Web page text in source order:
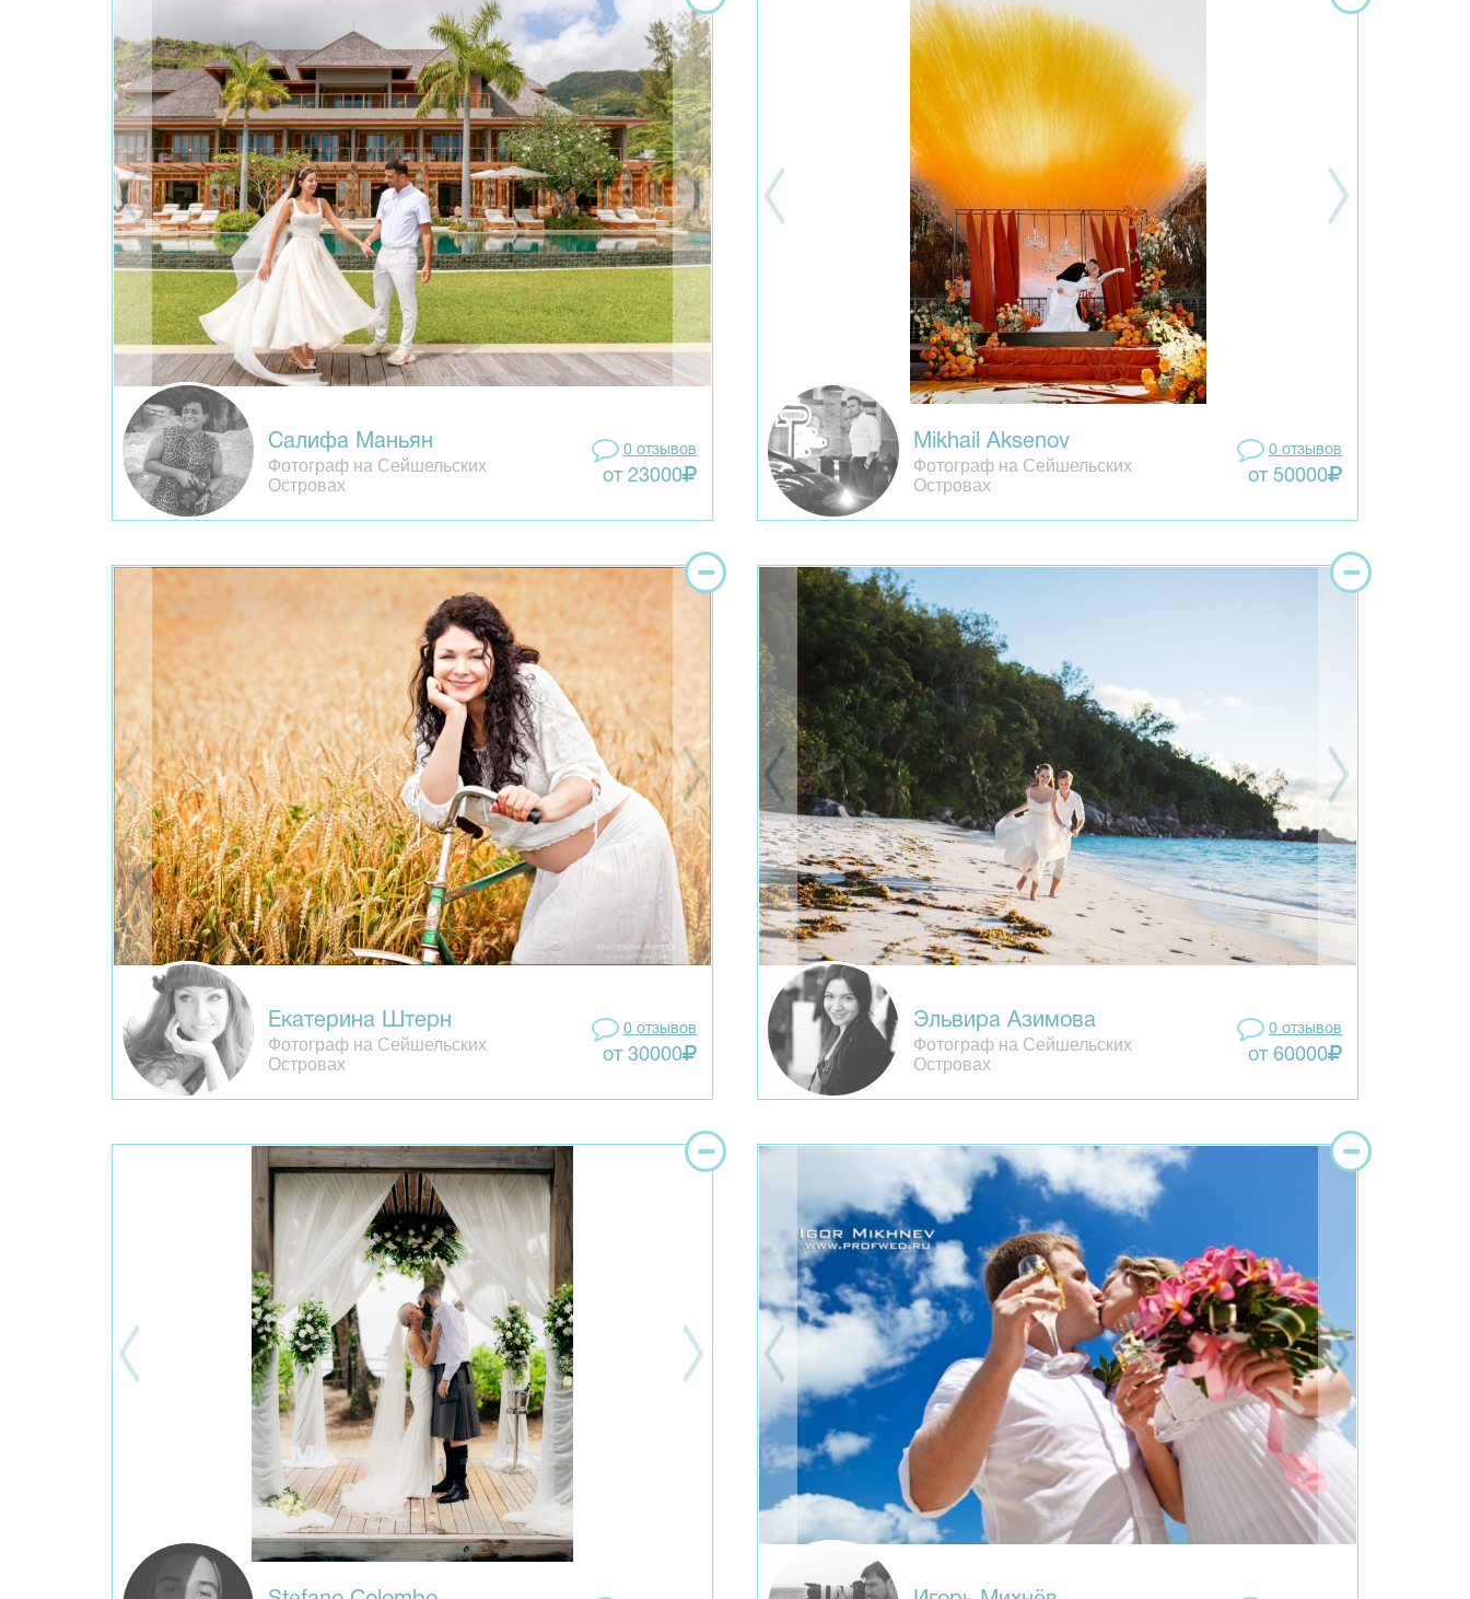
Салифа Маньян
Фотограф на Сейшельских
Островах
0 отзывов
от 23000
Mikhail Aksenov
Фотограф на Сейшельских
Островах
0 отзывов
от 50000
Екатерина Штерн
Фотограф на Сейшельских
Островах
0 отзывов
от 30000
Эльвира Азимова
Фотограф на Сейшельских
Островах
0 отзывов
от 60000